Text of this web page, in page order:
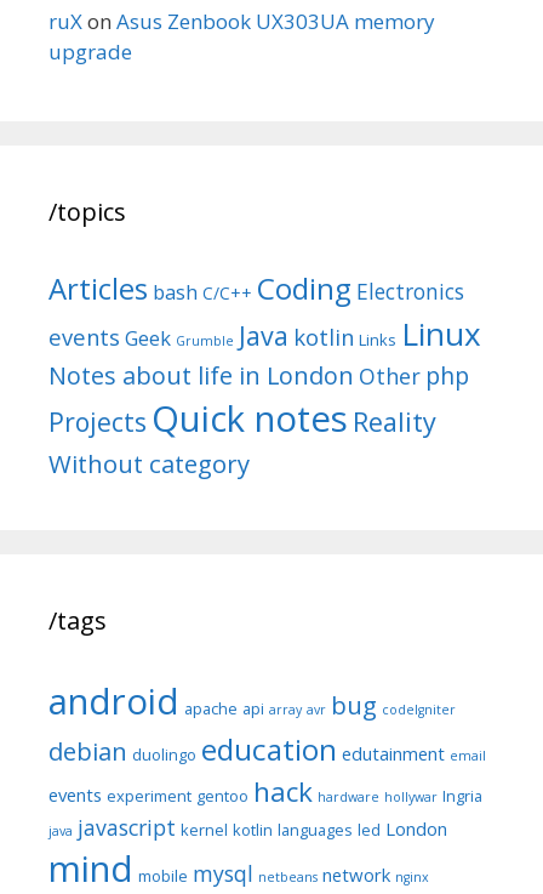
ruXon Asus Zenbook UX303UA memory
upgrade
/topics
Articles bash C/C++ Coding Electronics
events Geek Grumble Java kotlin Links Linux
Notes about life in London Other php
Projects Quick notes Reality
Without category
/tags
android apache api array avr bug codeIgniter
debian duolingo education edutainment email
events experiment gentoo hack hardware hollywar Ingria
java javascript kernel kotlin languages led London
mind mobile mysql netbeans network nginx